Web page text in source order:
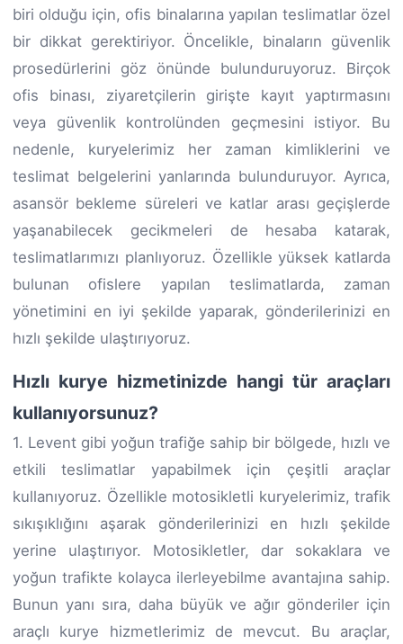
biri olduğu için, ofis binalarına yapılan teslimatlar özel
bir dikkat gerektiriyor. Öncelikle, binaların güvenlik
prosedürlerini göz önünde bulunduruyoruz. Birçok
ofis binası, ziyaretçilerin girişte kayıt yaptırmasını
veya güvenlik kontrolünden geçmesini istiyor. Bu
nedenle, kuryelerimiz her zaman kimliklerini ve
teslimat belgelerini yanlarında bulunduruyor. Ayrıca,
asansör bekleme süreleri ve katlar arası geçişlerde
yaşanabilecek gecikmeleri de hesaba katarak,
teslimatlarımızı planlıyoruz. Özellikle yüksek katlarda
bulunan ofislere yapılan teslimatlarda, zaman
yönetimini en iyi şekilde yaparak, gönderilerinizi en
hızlı şekilde ulaştırıyoruz.
Hızlı kurye hizmetinizde hangi tür araçları
kullanıyorsunuz?
1. Levent gibi yoğun trafiğe sahip bir bölgede, hızlı ve
etkili teslimatlar yapabilmek için çeşitli araçlar
kullanıyoruz. Özellikle motosikletli kuryelerimiz, trafik
sıkışıklığını aşarak gönderilerinizi en hızlı şekilde
yerine ulaştırıyor. Motosikletler, dar sokaklara ve
yoğun trafikte kolayca ilerleyebilme avantajına sahip.
Bunun yanı sıra, daha büyük ve ağır gönderiler için
araçlı kurye hizmetlerimiz de mevcut. Bu araçlar,